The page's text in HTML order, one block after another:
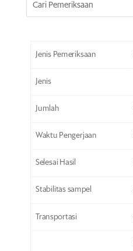
Jenis Pemeriksaan
Jenis
Jumlah
Waktu Pengerjaan
Selesai Hasil
Stabilitas sampel
Transportasi